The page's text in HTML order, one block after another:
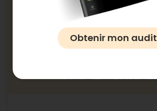
Obtenir mon audit